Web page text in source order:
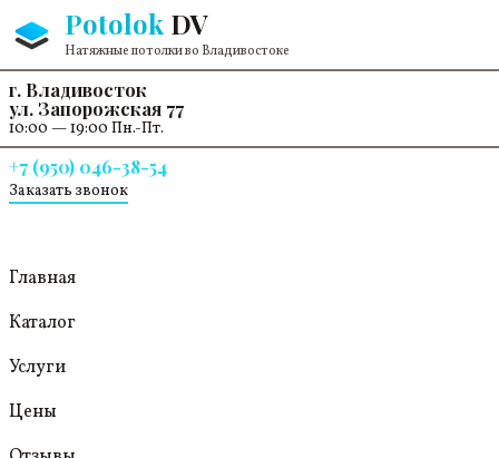
Перейти к содержанию
Potolok DV
Натяжные потолки во Владивостоке
г. Владивосток
ул. Запорожская 77
10:00 — 19:00 Пн.-Пт.
+7 (950) 046-38-54
Заказать звонок
Главная
Каталог
Услуги
Цены